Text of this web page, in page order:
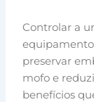
Controlar a
preservar
mofo e
benefícios